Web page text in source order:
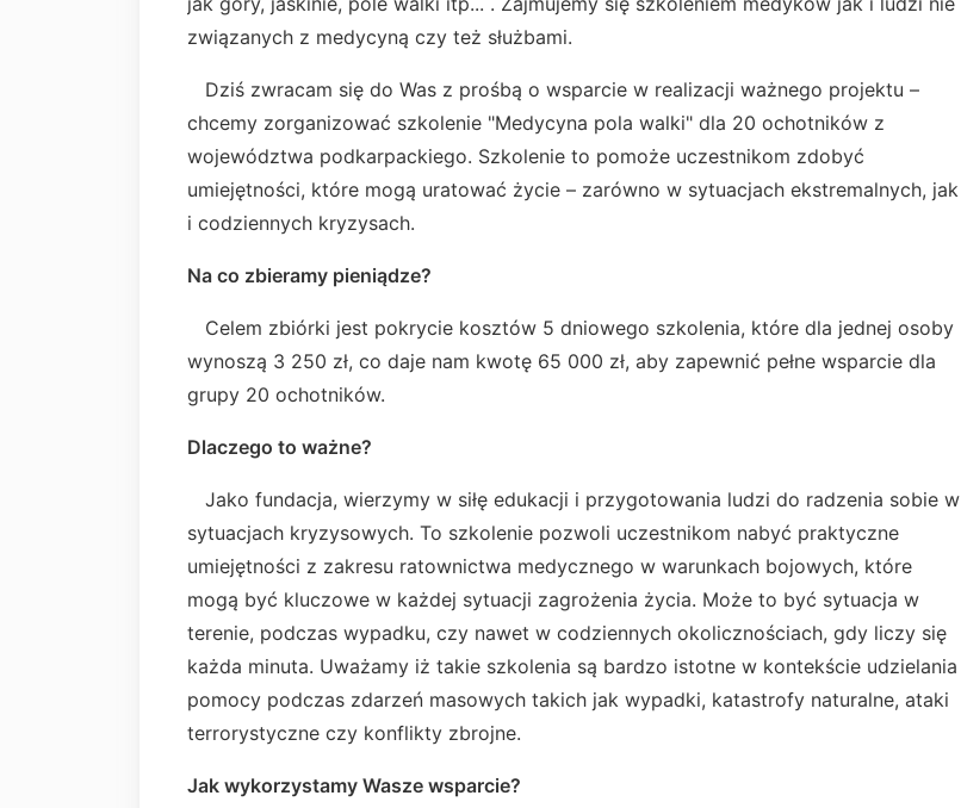
związanych z medycyną czy też służbami.
Dziś zwracam się do Was z prośbą o wsparcie w realizacji ważnego projektu –
chcemy zorganizować szkolenie "Medycyna pola walki" dla 20 ochotników z
województwa podkarpackiego. Szkolenie to pomoże uczestnikom zdobyć
umiejętności, które mogą uratować życie – zarówno w sytuacjach ekstremalnych, jak
i codziennych kryzysach.
Na co zbieramy pieniądze?
Celem zbiórki jest pokrycie kosztów 5 dniowego szkolenia, które dla jednej osoby
wynoszą 3 250 zł, co daje nam kwotę 65 000 zł, aby zapewnić pełne wsparcie dla
grupy 20 ochotników.
Dlaczego to ważne?
Jako fundacja, wierzymy w siłę edukacji i przygotowania ludzi do radzenia sobie w
sytuacjach kryzysowych. To szkolenie pozwoli uczestnikom nabyć praktyczne
umiejętności z zakresu ratownictwa medycznego w warunkach bojowych, które
mogą być kluczowe w każdej sytuacji zagrożenia życia. Może to być sytuacja w
terenie, podczas wypadku, czy nawet w codziennych okolicznościach, gdy liczy się
każda minuta. Uważamy iż takie szkolenia są bardzo istotne w kontekście udzielania
pomocy podczas zdarzeń masowych takich jak wypadki, katastrofy naturalne, ataki
terrorystyczne czy konflikty zbrojne.
Jak wykorzystamy Wasze wsparcie?